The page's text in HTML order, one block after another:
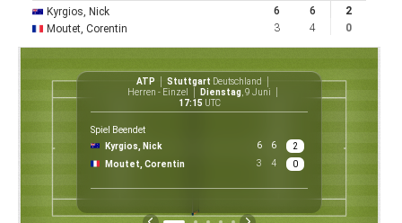
Kyrgios, Nick 6 6
2
Moutet, Corentin
3 4 0
ATP Stuttgart Deutschland
Herren - Einzel
Dienstag, 9 Juni
17:15
UTC
Spiel Beendet
Kyrgios, Nick
6 6
2
Moutet, Corentin
3 4 0